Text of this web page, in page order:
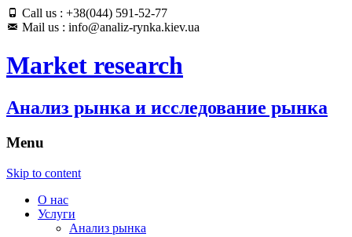
Call us : +38(044) 591-52-77
Mail us : info@analiz-rynka.kiev.ua
Market research
Анализ рынка и исследование рынка
Menu
Skip to content
О нас
Услуги
Анализ рынка